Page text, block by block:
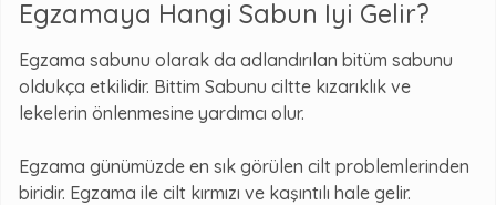
Egzamaya Hangi Sabun Iyi Gelir?
Egzama sabunu olarak da adlandırılan bitüm sabunu
oldukça etkilidir. Bittim Sabunu ciltte kızarıklık ve
lekelerin önlenmesine yardımcı olur.
Egzama günümüzde en sık görülen cilt problemlerinden
biridir. Egzama ile cilt kırmızı ve kaşıntılı hale gelir.